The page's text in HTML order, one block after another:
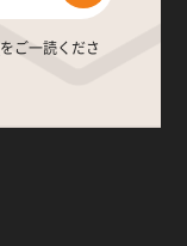
をご一読くださ